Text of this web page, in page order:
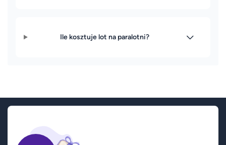
Ile kosztuje lot na paralotni?